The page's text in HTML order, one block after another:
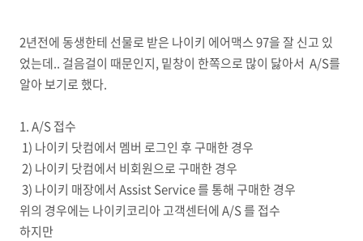
2년전에 동생한테 선물로 받은 나이키 에어맥스 97을 잘 신고 있
었는데.. 걸음걸이 때문인지, 밑창이 한쪽으로 많이 닳아서 A/S를
알아 보기로 했다.
1. A/S 접수
1) 나이키 닷컴에서 멤버 로그인 후 구매한 경우
2) 나이키 닷컴에서 비회원으로 구매한 경우
3) 나이키 매장에서 Assist Service 를 통해 구매한 경우
위의 경우에는 나이키코리아 고객센터에 A/S 를 접수
하지만